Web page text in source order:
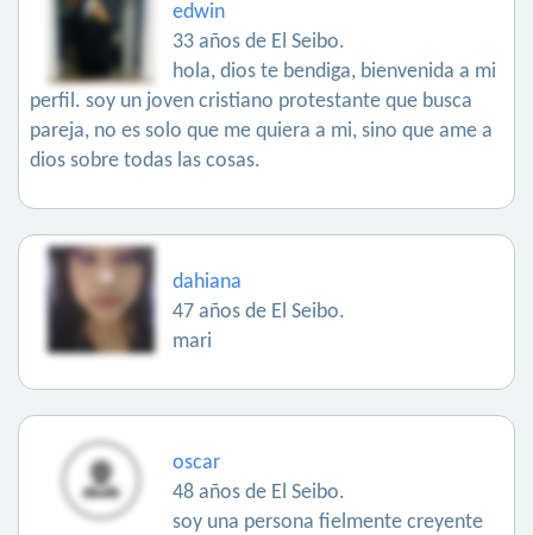
edwin
33 años de El Seibo.
hola, dios te bendiga, bienvenida a mi
perfil. soy un joven cristiano protestante que busca
pareja, no es solo que me quiera a mi, sino que ame a
dios sobre todas las cosas.
dahiana
47 años de El Seibo.
mari
oscar
48 años de El Seibo.
soy una persona fielmente creyente